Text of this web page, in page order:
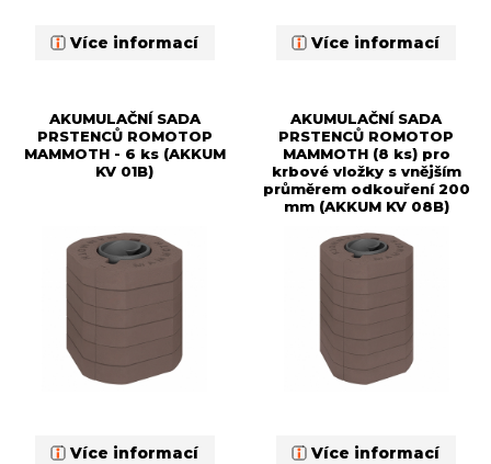
Více informací Více informací
AKUMULAČNÍ SADA
PRSTENCŮ ROMOTOP
MAMMOTH - 6 ks (AKKUM
KV 01B)
Více informací
AKUMULAČNÍ SADA
PRSTENCŮ ROMOTOP
MAMMOTH (8 ks) pro
krbové vložky s vnějším
průměrem odkouření 200
mm (AKKUM KV 08B)
Více informací